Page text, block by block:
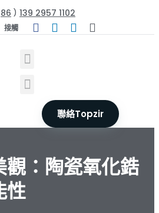
86 ) 139 2957 1102
接觸
聯絡Topzir
：陶瓷氧化鋯
性